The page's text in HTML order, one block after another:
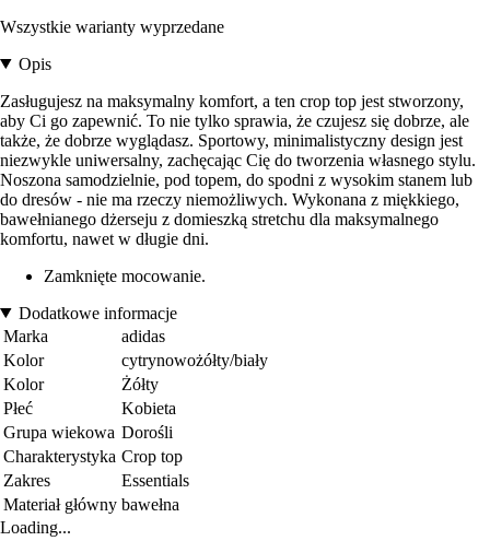
Wszystkie warianty wyprzedane
Opis
Zasługujesz na maksymalny komfort, a ten crop top jest stworzony,
aby Ci go zapewnić. To nie tylko sprawia, że czujesz się dobrze, ale
także, że dobrze wyglądasz. Sportowy, minimalistyczny design jest
niezwykle uniwersalny, zachęcając Cię do tworzenia własnego stylu.
Noszona samodzielnie, pod topem, do spodni z wysokim stanem lub
do dresów - nie ma rzeczy niemożliwych. Wykonana z miękkiego,
bawełnianego dżerseju z domieszką stretchu dla maksymalnego
komfortu, nawet w długie dni.
Zamknięte mocowanie.
Dodatkowe informacje
Marka
adidas
Kolor
cytrynowożółty/biały
Kolor
Żółty
Płeć
Kobieta
Grupa wiekowa Dorośli
Charakterystyka Crop top
Zakres
Essentials
Materiał główny bawełna
Loading...